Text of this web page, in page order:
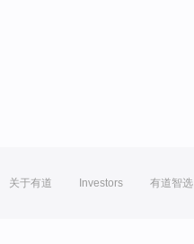
关于有道 Investors 有道智选